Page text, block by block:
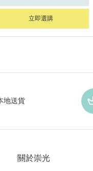
立即選購
地送貨
關於崇光